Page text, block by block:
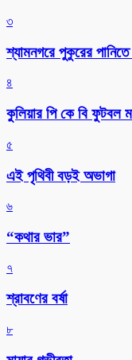
৩
শ্যামনগরে পুকুরের
৪
কুলিয়ার পি কে বি ফুটবল
৫
এই পৃথিবী বড়ই অভাগা
৬
“কথার ভার”
৭
শ্রাবণের বর্ষা
৮